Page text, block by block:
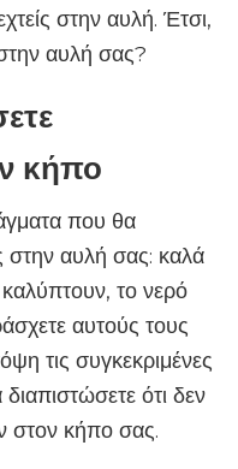
στην αυλή. Έτσι,
αυλή σας?
κήπο
που θα
αυλή σας: καλά
το νερό
αυτούς τους
τις συγκεκριμένες
ότι δεν
στον κήπο σας.